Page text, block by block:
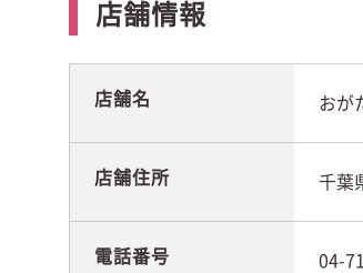
店舗情報
店舗名 おが
店舗住所 千葉
電話番号 04-